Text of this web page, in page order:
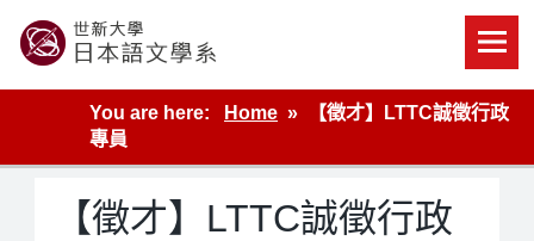
content
世新大學教學單位的網站
You are here:
Home
【徵才】LTTC誠徵行政
專員
【徵才】LTTC誠徵行政